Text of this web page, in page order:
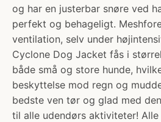
og har en justerbar snøre ved
perfekt og behageligt.
ventilation, selv under
Cyclone Dog Jacket fås i
både små og store hunde,
beskyttelse mod regn og
bedste ven tør og glad med
til alle udendørs aktiviteter!